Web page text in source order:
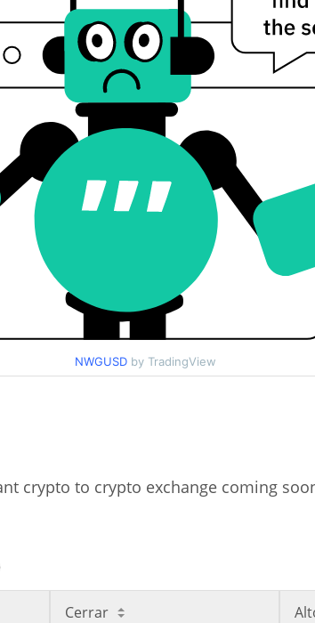
NWGUSD by TradingView
crypto to crypto exchange coming
Cerrar